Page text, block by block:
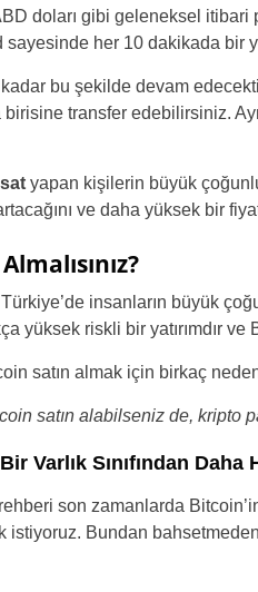
United States
United Kingdom
UAE Arabic
Bulgaria
Brazil
Czechia
Germany
Spain
France
doları gibi geleneksel itibari
sayesinde her 10 dakikada bir
bu şekilde devam
transfer edebilirsiniz.
yapan kişilerin büyük
ve daha yüksek bir
insanların büyük
yüksek riskli bir yatırımdır
satın almak için birkaç
satın alabilseniz de, kripto
Varlık Sınıfından Daha
son zamanlarda
Bundan